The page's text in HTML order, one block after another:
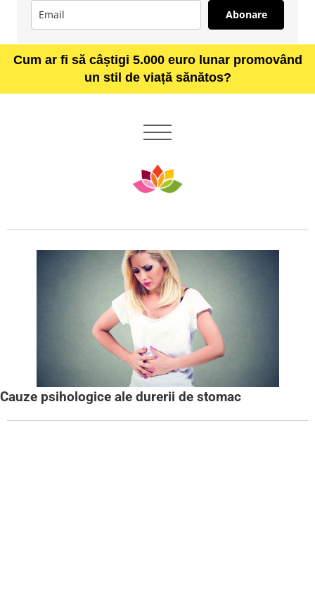
Abonare
Cum ar fi să câștigi 5.000 euro lunar promovând
un stil de viață sănătos?
Cauze psihologice ale durerii de stomac